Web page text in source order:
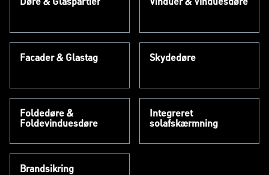
Facader & Glastag Skydedøre
Foldedøre &
Foldevinduesdøre
Integreret
solafskærmning
Brandsikring